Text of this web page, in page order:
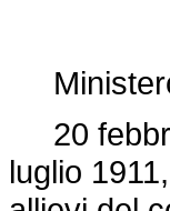
20
luglio